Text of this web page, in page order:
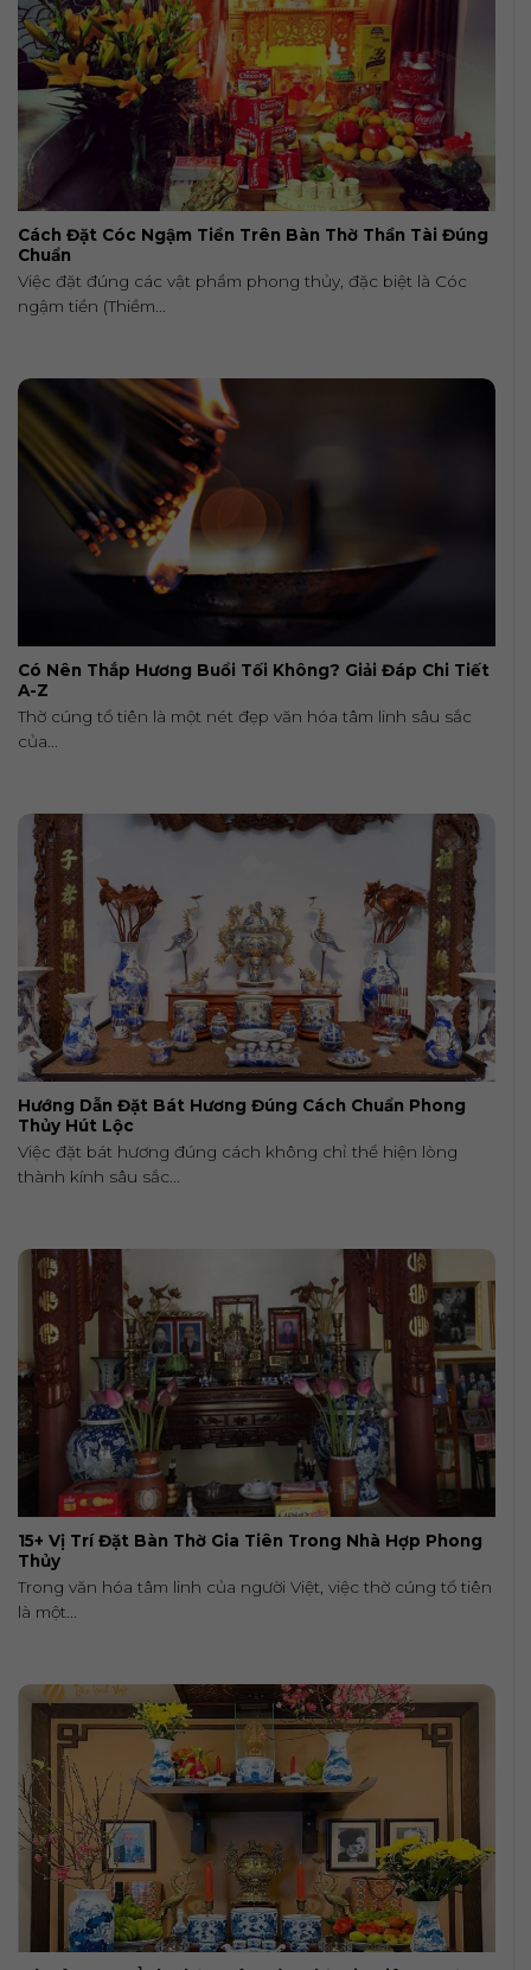
Cách Đặt Cóc Ngậm Tiền Trên Bàn Thờ Thần Tài Đúng
Chuẩn
Việc đặt đúng các vật phẩm phong thủy, đặc biệt là Cóc
ngậm tiền (Thiềm...
Có Nên Thắp Hương Buổi Tối Không? Giải Đáp Chi Tiết
A-Z
Thờ cúng tổ tiên là một nét đẹp văn hóa tâm linh sâu sắc
của...
Hướng Dẫn Đặt Bát Hương Đúng Cách Chuẩn Phong
Thủy Hút Lộc
Việc đặt bát hương đúng cách không chỉ thể hiện lòng
thành kính sâu sắc...
15+ Vị Trí Đặt Bàn Thờ Gia Tiên Trong Nhà Hợp Phong
Thủy
Trong văn hóa tâm linh của người Việt, việc thờ cúng tổ tiên
là một...